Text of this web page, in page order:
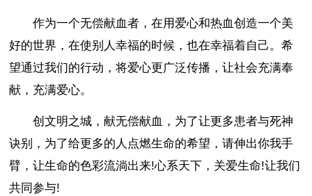
作为一个无偿献血者，在用爱心和热血创造一个美
好的世界，在使别人幸福的时候，也在幸福着自己。希
望通过我们的行动，将爱心更广泛传播，让社会充满奉
献，充满爱心。
创文明之城，献无偿献血，为了让更多患者与死神
诀别，为了给更多的人点燃生命的希望，请伸出你我手
臂，让生命的色彩流淌出来!心系天下，关爱生命!让我们
共同参与!